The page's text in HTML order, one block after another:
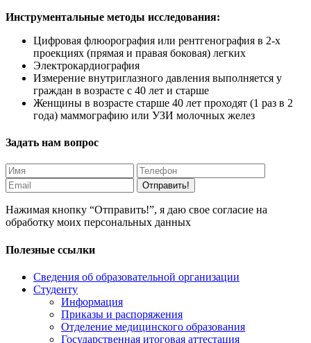
Инструментальные методы исследования:
Цифровая флюорография или рентгенография в 2-х
проекциях (прямая и правая боковая) легких
Электрокардиография
Измерение внутриглазного давления выполняется у
граждан в возрасте с 40 лет и старше
Женщины в возрасте старше 40 лет проходят (1 раз в 2
года) маммографию или УЗИ молочных желез
Задать нам вопрос
Отправить!
Нажимая кнопку “Отправить!”, я даю свое согласие на
обработку моих персональных данных
Полезные ссылки
Сведения об образовательной организации
Студенту
Информация
Приказы и распоряжения
Отделение медицинского образования
Государственная итоговая аттестация